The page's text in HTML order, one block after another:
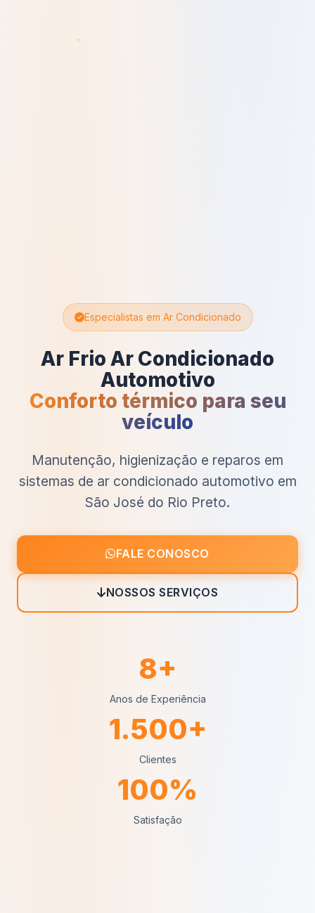
Especialistas em Ar Condicionado
Ar Frio Ar Condicionado
Automotivo
Conforto térmico para seu
veículo
Manutenção, higienização e reparos em
sistemas de ar condicionado automotivo em
São José do Rio Preto.
FALE CONOSCO
NOSSOS SERVIÇOS
8+
Anos de Experiência
1.500+
Clientes
100%
Satisfação